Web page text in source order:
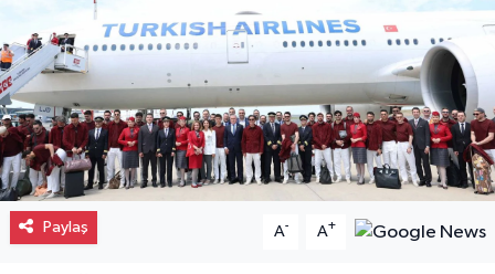
Paylaş A- A+
Magazin
Gayrimenkul
Spor
Eğitim